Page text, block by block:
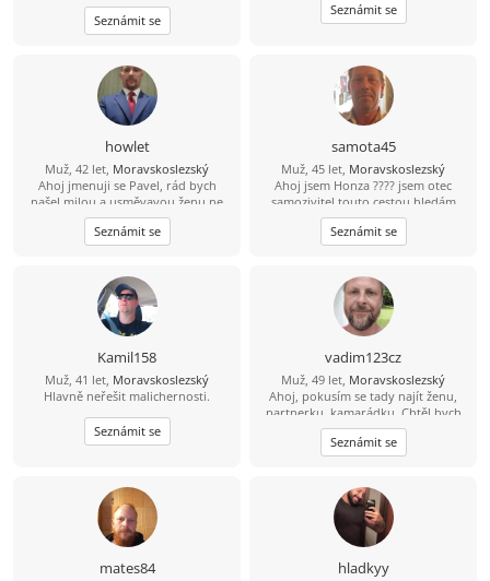
Seznámit se
Seznámit se
howlet
Muž, 42 let, Moravskoslezský
Ahoj jmenuji se Pavel, rád bych
našel milou a usměvavou ženu ne
jen na pokec ale pokud možno i na
vážný vztah mezi 26 a 49 lety, pokud
budeš chtít ozvi se, budu moc rád
Seznámit se
samota45
Muž, 45 let, Moravskoslezský
Ahoj jsem Honza ???? jsem otec
samozivitel touto cestou hledám
lásku porozumění a upsymnost.
Seznámit se
Kamil158
Muž, 41 let, Moravskoslezský
Hlavně neřešit malichernosti.
Seznámit se
vadim123cz
Muž, 49 let, Moravskoslezský
Ahoj, pokusím se tady najít ženu,
partnerku, kamarádku. Chtěl bych
opět najít lásku a důvěru na kterou
jsem doplatil Mám rád sport
zábavu,zahradu a povídání s
Seznámit se
mates84 hladkyy